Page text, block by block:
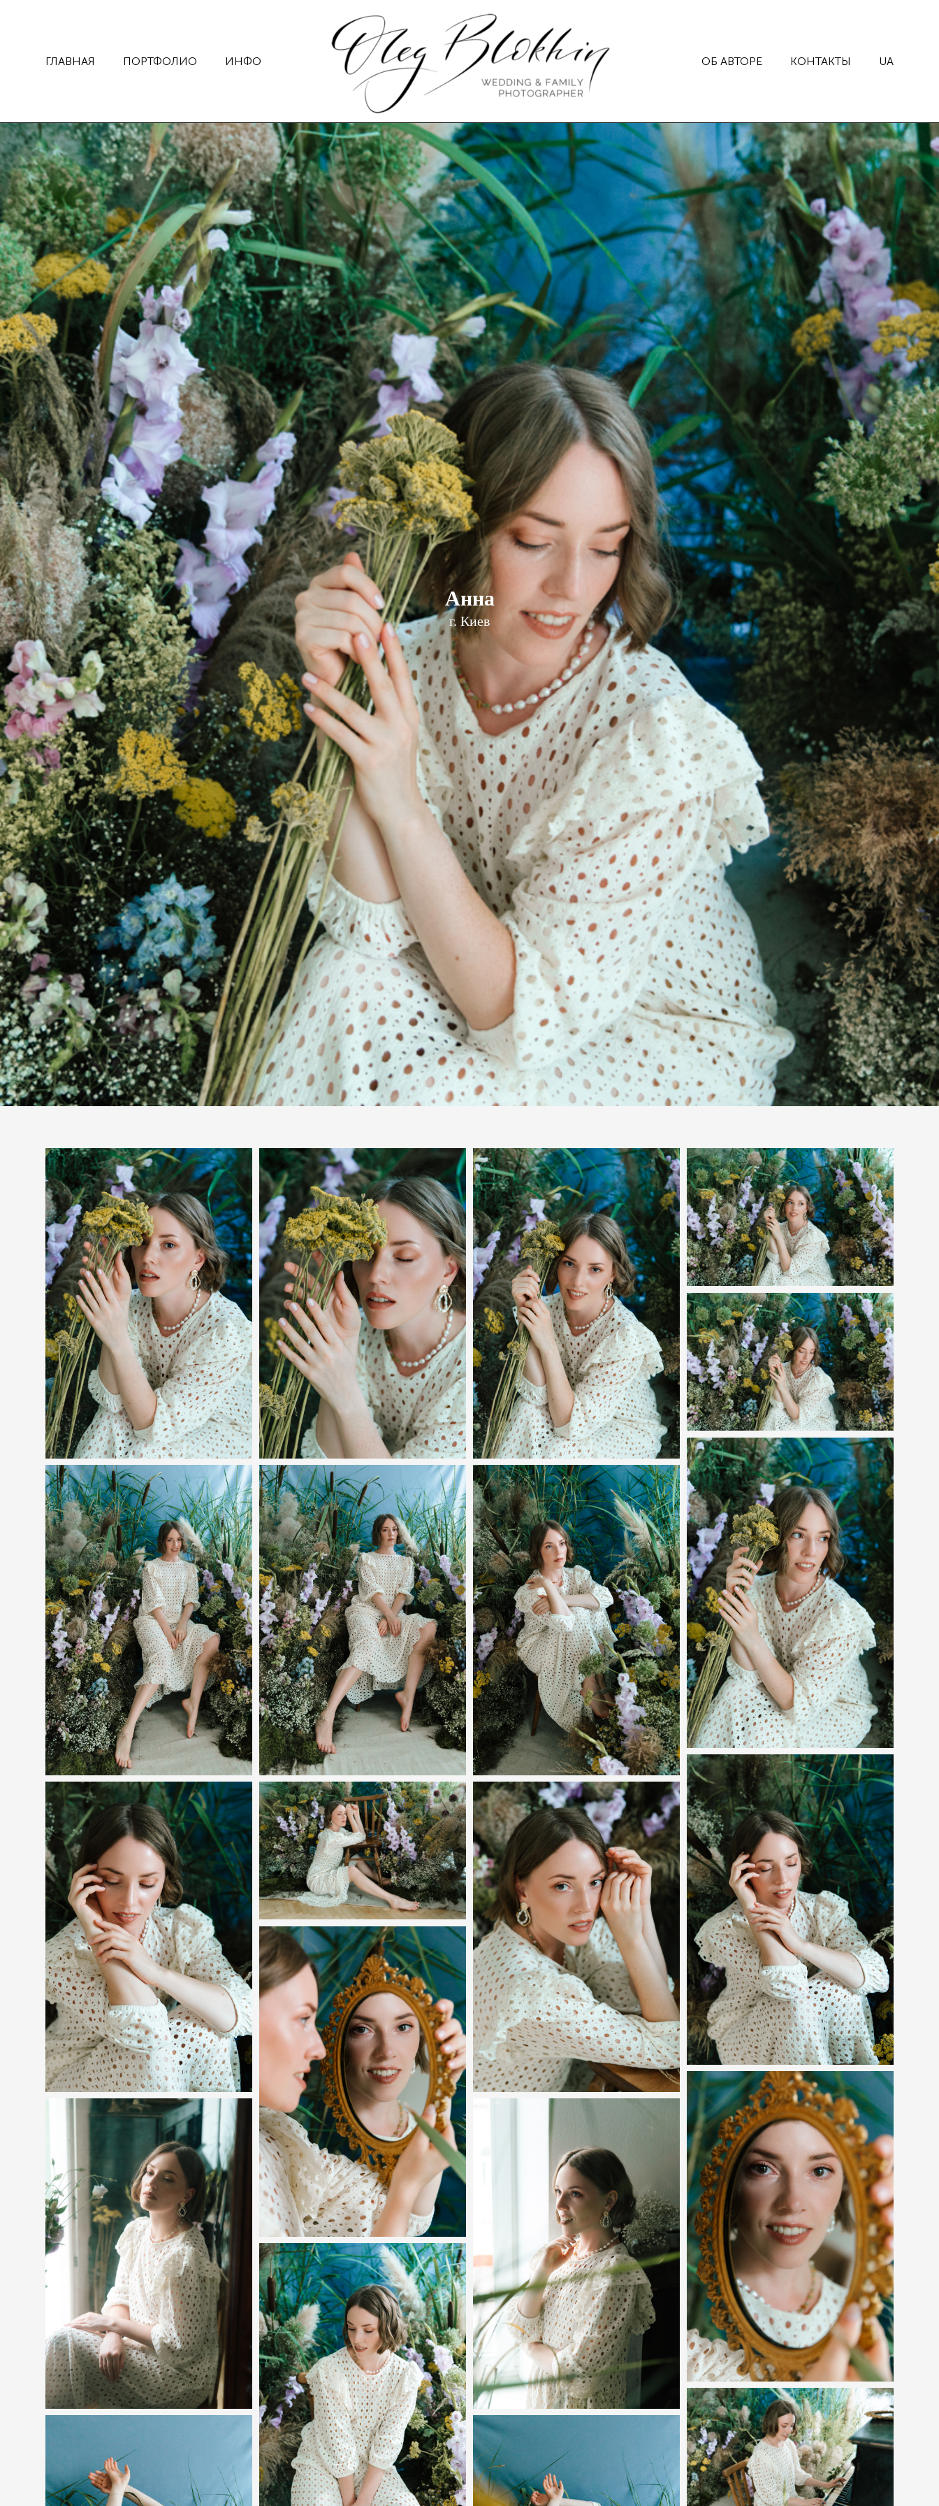
ГЛАВНАЯ ПОРТФОЛИО ИНФО ОБ АВТОРЕ КОНТАКТЫ UA
Анна
г. Киев